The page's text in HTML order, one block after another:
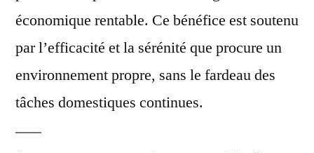
économique rentable. Ce bénéfice est soutenu
par l’efficacité et la sérénité que procure un
environnement propre, sans le fardeau des
tâches domestiques continues.